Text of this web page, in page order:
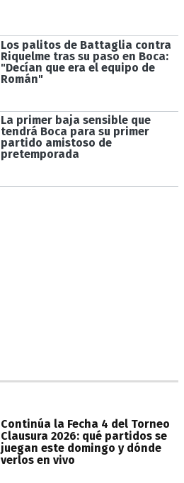
Los palitos de Battaglia contra
Riquelme tras su paso en Boca:
"Decían que era el equipo de
Román"
La primer baja sensible que
tendrá Boca para su primer
partido amistoso de
pretemporada
Continúa la Fecha 4 del Torneo
Clausura 2026: qué partidos se
juegan este domingo y dónde
verlos en vivo